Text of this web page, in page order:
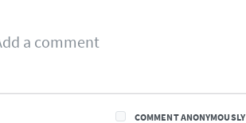
COMMENT ANONYMOUSLY